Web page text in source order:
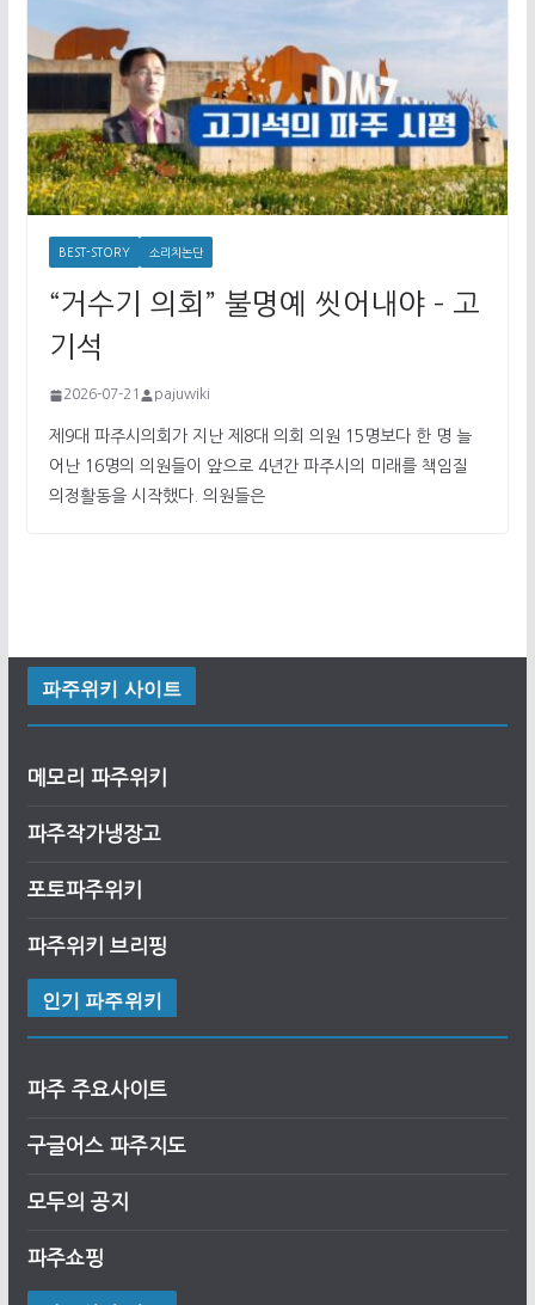
BEST-STORY 소리치논단
“거수기 의회” 불명예 씻어내야 – 고
기석
2026-07-21 pajuwiki
제9대 파주시의회가 지난 제8대 의회 의원 15명보다 한 명 늘
어난 16명의 의원들이 앞으로 4년간 파주시의 미래를 책임질
의정활동을 시작했다. 의원들은
파주위키 사이트
메모리 파주위키
파주작가냉장고
포토파주위키
파주위키 브리핑
인기 파주위키
파주 주요사이트
구글어스 파주지도
모두의 공지
파주쇼핑